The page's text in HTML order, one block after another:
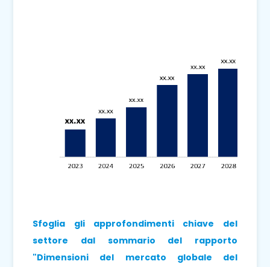
Sfoglia gli approfondimenti chiave del
settore dal sommario del rapporto
"Dimensioni del mercato globale del